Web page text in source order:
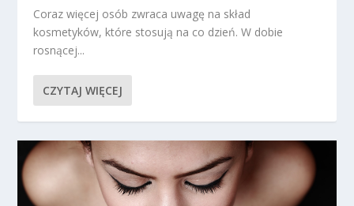
Coraz więcej osób zwraca uwagę na skład
kosmetyków, które stosują na co dzień. W dobie
rosnącej...
CZYTAJ WIĘCEJ